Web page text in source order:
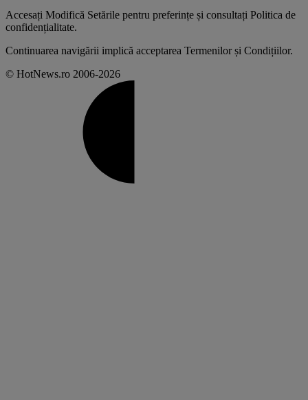
Accesați Modifică Setările pentru preferințe și consultați Politica de
confidențialitate.
Continuarea navigării implică acceptarea Termenilor și Condițiilor.
© HotNews.ro 2006-2026